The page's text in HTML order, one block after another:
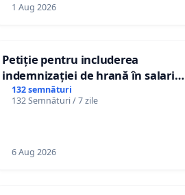
1 Aug 2026
Petiție pentru includerea
indemnizației de hrană în salariul
de bază și protejarea gradațiilor
de vechime pentru asistenții
132 semnături
132 Semnături / 7 zile
6 Aug 2026